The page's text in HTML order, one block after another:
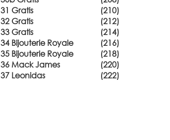
31 Gratis
(210)
32 Gratis
(212)
33 Gratis
(214)
34 Bijouterie Royale
(216)
35 Bijouterie Royale
(218)
36 Mack James
(220)
37 Leonidas
(222)